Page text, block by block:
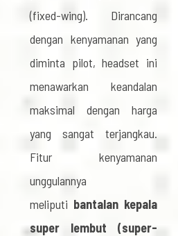
(fixed-wing). Dirancang
dengan kenyamanan yang
diminta pilot, headset ini
menawarkan keandalan
maksimal dengan harga
yang sangat terjangkau.
Fitur kenyamanan
unggulannya
meliputi bantalan kepala
super lembut (super-